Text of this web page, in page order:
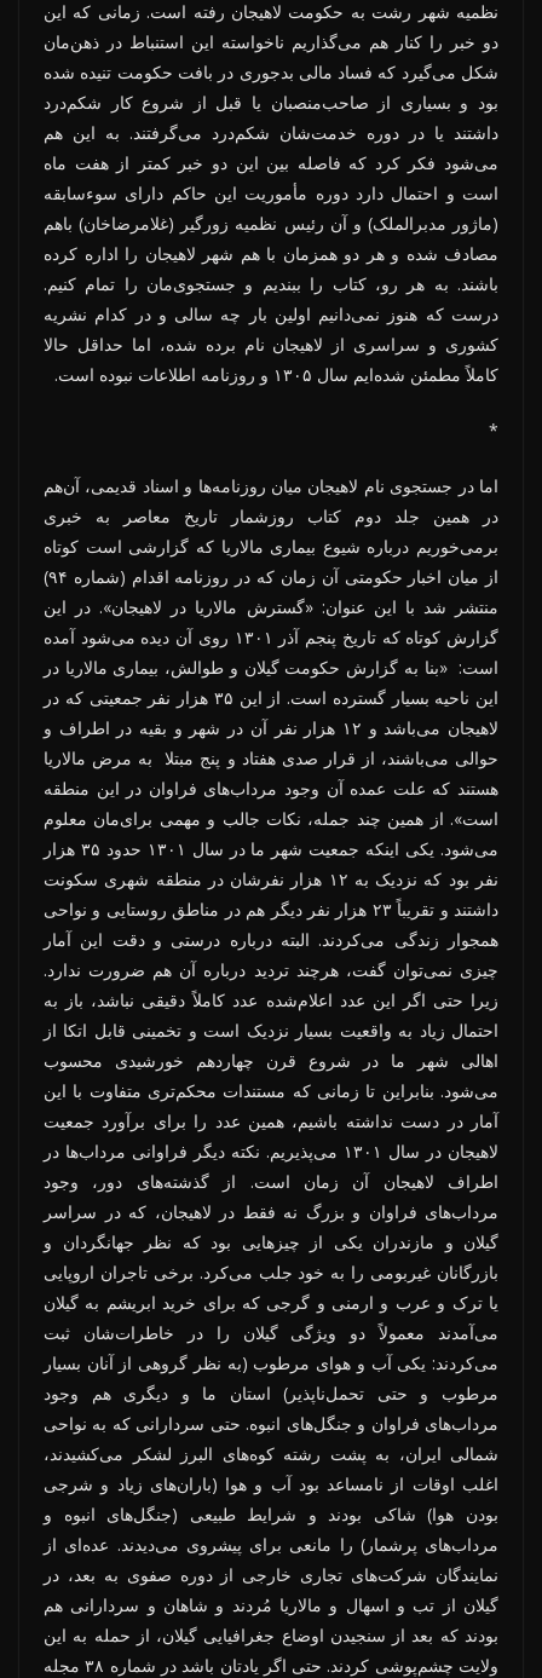
نظمیه شهر رشت به حکومت لاهیجان رفته است. زمانی که این
دو خبر را کنار هم می‌گذاریم ناخواسته این استنباط در ذهن‌مان
شکل می‌گیرد که فساد مالی بدجوری در بافت حکومت تنیده شده
بود و بسیاری از صاحب‌منصبان یا قبل از شروع کار شکم‌درد
داشتند یا در دوره خدمت‌شان شکم‌درد می‌گرفتند. به این هم
می‌شود فکر کرد که فاصله بین این دو خبر کمتر از هفت ماه
است و احتمال دارد دوره مأموریت این حاکم دارای سوءسابقه
(ماژور مدبرالملک) و آن رئیس نظمیه زورگیر (غلامرضاخان) باهم
مصادف شده و هر دو همزمان با هم شهر لاهیجان را اداره کرده
باشند. به هر رو، کتاب را ببندیم و جستجوی‌مان را تمام کنیم.
درست که هنوز نمی‌دانیم اولین بار چه سالی و در کدام نشریه
کشوری و سراسری از لاهیجان نام برده شده، اما حداقل حالا
کاملاً مطمئن شده‌ایم سال ۱۳۰۵ و روزنامه اطلاعات نبوده است.
*
اما در جستجوی نام لاهیجان میان روزنامه‌ها و اسناد قدیمی، آن‌هم
در همین جلد دوم کتاب روزشمار تاریخ معاصر به خبری
برمی‌خوریم درباره شیوع بیماری مالاریا که گزارشی است کوتاه
از میان اخبار حکومتی آن زمان که در روزنامه اقدام (شماره ۹۴)
منتشر شد با این عنوان: «گسترش مالاریا در لاهیجان». در این
گزارش کوتاه که تاریخ پنجم آذر ۱۳۰۱ روی آن دیده می‌شود آمده
است: «بنا به گزارش حکومت گیلان و طوالش، بیماری مالاریا در
این ناحیه بسیار گسترده است. از این ۳۵ هزار نفر جمعیتی که در
لاهیجان می‌باشد و ۱۲ هزار نفر آن در شهر و بقیه در اطراف و
حوالی می‌باشند، از قرار صدی هفتاد و پنج مبتلا به مرض مالاریا
هستند که علت عمده آن وجود مرداب‌های فراوان در این منطقه
است». از همین چند جمله، نکات جالب و مهمی برای‌مان معلوم
می‌شود. یکی اینکه جمعیت شهر ما در سال ۱۳۰۱ حدود ۳۵ هزار
نفر بود که نزدیک به ۱۲ هزار نفرشان در منطقه شهری سکونت
داشتند و تقریباً ۲۳ هزار نفر دیگر هم در مناطق روستایی و نواحی
همجوار زندگی می‌کردند. البته درباره درستی و دقت این آمار
چیزی نمی‌توان گفت، هرچند تردید درباره آن هم ضرورت ندارد.
زیرا حتی اگر این عدد اعلام‌شده عدد کاملاً دقیقی نباشد، باز به
احتمال زیاد به واقعیت بسیار نزدیک است و تخمینی قابل اتکا از
اهالی شهر ما در شروع قرن چهاردهم خورشیدی محسوب
می‌شود. بنابراین تا زمانی که مستندات محکم‌تری متفاوت با این
آمار در دست نداشته باشیم، همین عدد را برای برآورد جمعیت
لاهیجان در سال ۱۳۰۱ می‌پذیریم. نکته دیگر فراوانی مرداب‌ها در
اطراف لاهیجان آن زمان است. از گذشته‌های دور، وجود
مرداب‌های فراوان و بزرگ نه فقط در لاهیجان، که در سراسر
گیلان و مازندران یکی از چیزهایی بود که نظر جهانگردان و
بازرگانان غیربومی را به خود جلب می‌کرد. برخی تاجران اروپایی
یا ترک و عرب و ارمنی و گرجی که برای خرید ابریشم به گیلان
می‌آمدند معمولاً دو ویژگی گیلان را در خاطرات‌شان ثبت
می‌کردند: یکی آب و هوای مرطوب (به نظر گروهی از آنان بسیار
مرطوب و حتی تحمل‌ناپذیر) استان ما و دیگری هم وجود
مرداب‌های فراوان و جنگل‌های انبوه. حتی سردارانی که به نواحی
شمالی ایران، به پشت رشته کوه‌های البرز لشکر می‌کشیدند،
اغلب اوقات از نامساعد بود آب و هوا (باران‌های زیاد و شرجی
بودن هوا) شاکی بودند و شرایط طبیعی (جنگل‌های انبوه و
مرداب‌های پرشمار) را مانعی برای پیشروی می‌دیدند. عده‌ای از
نمایندگان شرکت‌های تجاری خارجی از دوره صفوی به بعد، در
گیلان از تب و اسهال و مالاریا مُردند و شاهان و سردارانی هم
بودند که بعد از سنجیدن اوضاع جغرافیایی گیلان، از حمله به این
ولایت چشم‌پوشی کردند. حتی اگر یادتان باشد در شماره ۳۸ مجله